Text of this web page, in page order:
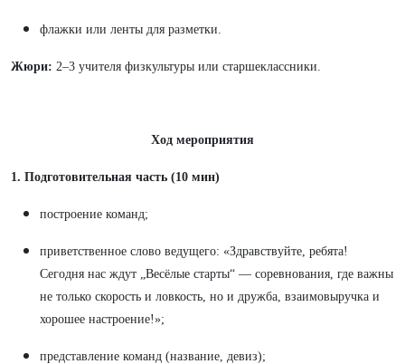
флажки или ленты для разметки.
Жюри: 2–3 учителя физкультуры или старшеклассники.
Ход мероприятия
1. Подготовительная часть (10 мин)
построение команд;
приветственное слово ведущего: «Здравствуйте, ребята!
Сегодня нас ждут „Весёлые старты“ — соревнования, где важны
не только скорость и ловкость, но и дружба, взаимовыручка и
хорошее настроение!»;
представление команд (название, девиз);